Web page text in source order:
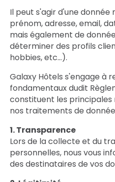
Il peut s'agir d'une donnée
prénom, adresse, email,
mais également de
déterminer des profils
hobbies, etc…).
Galaxy Hôtels s'engage à
fondamentaux dudit
constituent les principales
nos traitements de
1. Transparence
Lors de la collecte et du
personnelles, nous vous
des destinataires de vos